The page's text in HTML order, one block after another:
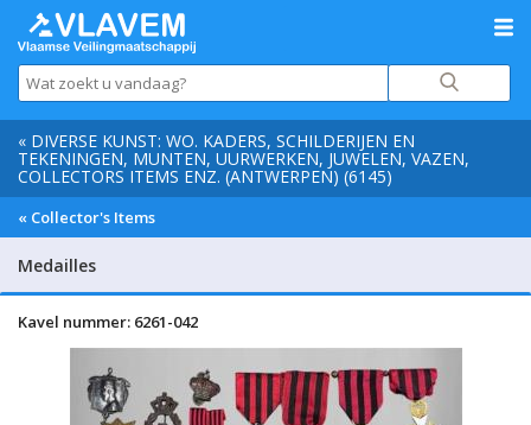
« DIVERSE KUNST: WO. KADERS, SCHILDERIJEN EN
TEKENINGEN, MUNTEN, UURWERKEN, JUWELEN, VAZEN,
COLLECTORS ITEMS ENZ. (ANTWERPEN) (6145)
« Collector's Items
Medailles
Kavel nummer: 6261-042